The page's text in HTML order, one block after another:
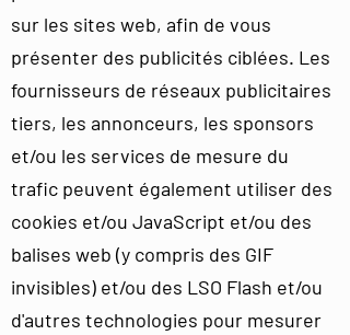
sur les sites web, afin de vous
présenter des publicités ciblées. Les
fournisseurs de réseaux publicitaires
tiers, les annonceurs, les sponsors
et/ou les services de mesure du
trafic peuvent également utiliser des
cookies et/ou JavaScript et/ou des
balises web (y compris des GIF
invisibles) et/ou des LSO Flash et/ou
d'autres technologies pour mesurer